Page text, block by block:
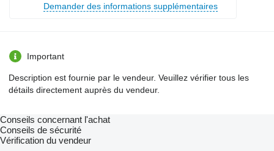
Demander des informations supplémentaires
Important
Description est fournie par le vendeur. Veuillez vérifier tous les
détails directement auprès du vendeur.
Conseils concernant l'achat
Conseils de sécurité
Vérification du vendeur